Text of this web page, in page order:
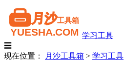
学习工具
☰
现在位置：
月沙工具箱 > 学习工具